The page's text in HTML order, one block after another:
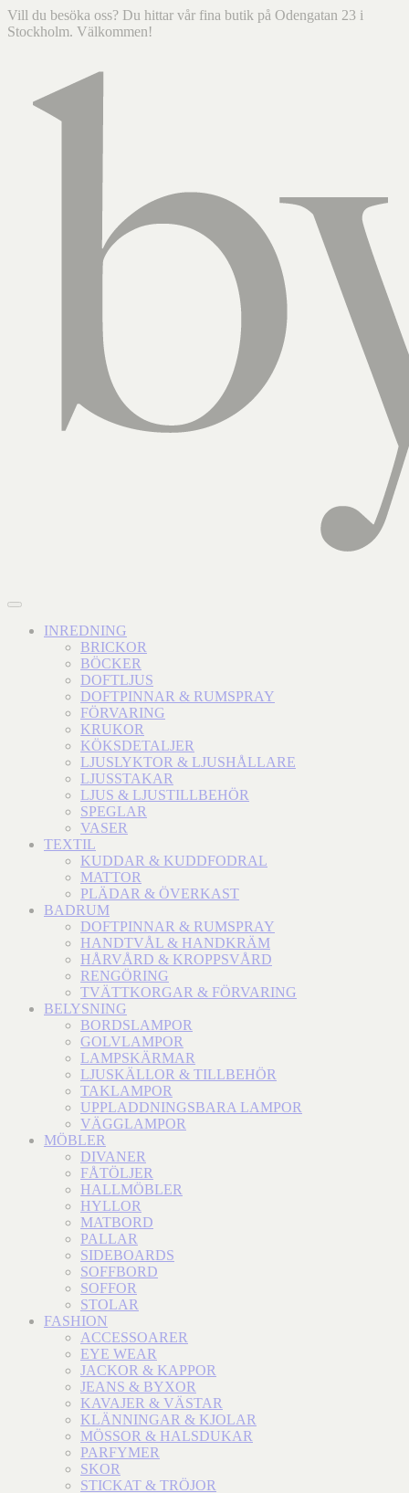
Vill du besöka oss? Du hittar vår fina butik på Odengatan 23 i
Stockholm. Välkommen!
INREDNING
BRICKOR
BÖCKER
DOFTLJUS
DOFTPINNAR & RUMSPRAY
FÖRVARING
KRUKOR
KÖKSDETALJER
LJUSLYKTOR & LJUSHÅLLARE
LJUSSTAKAR
LJUS & LJUSTILLBEHÖR
SPEGLAR
VASER
TEXTIL
KUDDAR & KUDDFODRAL
MATTOR
PLÄDAR & ÖVERKAST
BADRUM
DOFTPINNAR & RUMSPRAY
HANDTVÅL & HANDKRÄM
HÅRVÅRD & KROPPSVÅRD
RENGÖRING
TVÄTTKORGAR & FÖRVARING
BELYSNING
BORDSLAMPOR
GOLVLAMPOR
LAMPSKÄRMAR
LJUSKÄLLOR & TILLBEHÖR
TAKLAMPOR
UPPLADDNINGSBARA LAMPOR
VÄGGLAMPOR
MÖBLER
DIVANER
FÅTÖLJER
HALLMÖBLER
HYLLOR
MATBORD
PALLAR
SIDEBOARDS
SOFFBORD
SOFFOR
STOLAR
FASHION
ACCESSOARER
EYE WEAR
JACKOR & KAPPOR
JEANS & BYXOR
KAVAJER & VÄSTAR
KLÄNNINGAR & KJOLAR
MÖSSOR & HALSDUKAR
PARFYMER
SKOR
STICKAT & TRÖJOR